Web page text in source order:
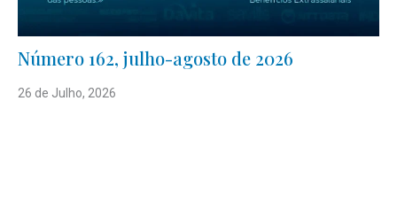
Número 162, julho-agosto de 2026
26 de Julho, 2026